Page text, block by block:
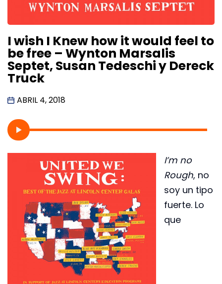
I wish I Knew how it would feel to
be free – Wynton Marsalis
Septet, Susan Tedeschi y Dereck
Truck
ABRIL 4, 2018
I’m no
Rough, no
soy un tipo
fuerte. Lo
que